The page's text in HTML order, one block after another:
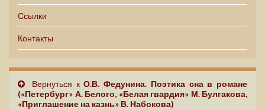
Ссылки
Контакты
Вернуться кО.В. Федунина. Поэтика сна в романе
(«Петербург» А. Белого, «Белая гвардия» М. Булгакова,
«Приглашение на казнь» В. Набокова)